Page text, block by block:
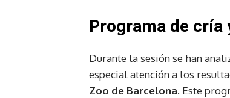
Programa de cría
Durante la sesión se han
especial atención a los
Zoo de Barcelona. Este